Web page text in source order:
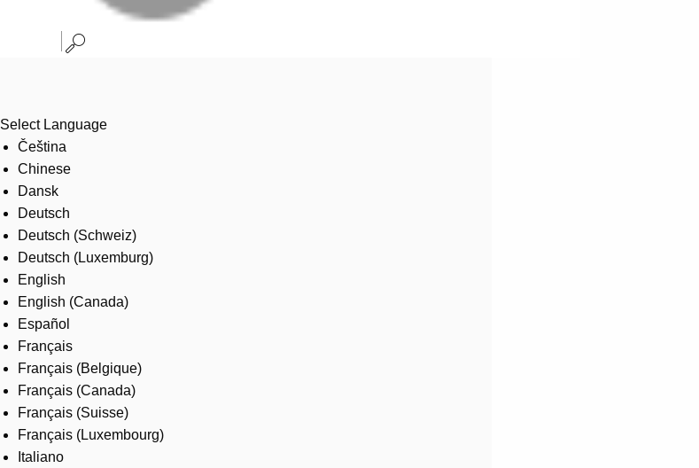
Select Language
Čeština
Chinese
Dansk
Deutsch
Deutsch (Schweiz)
Deutsch (Luxemburg)
English
English (Canada)
Español
Français
Français (Belgique)
Français (Canada)
Français (Suisse)
Français (Luxembourg)
Italiano